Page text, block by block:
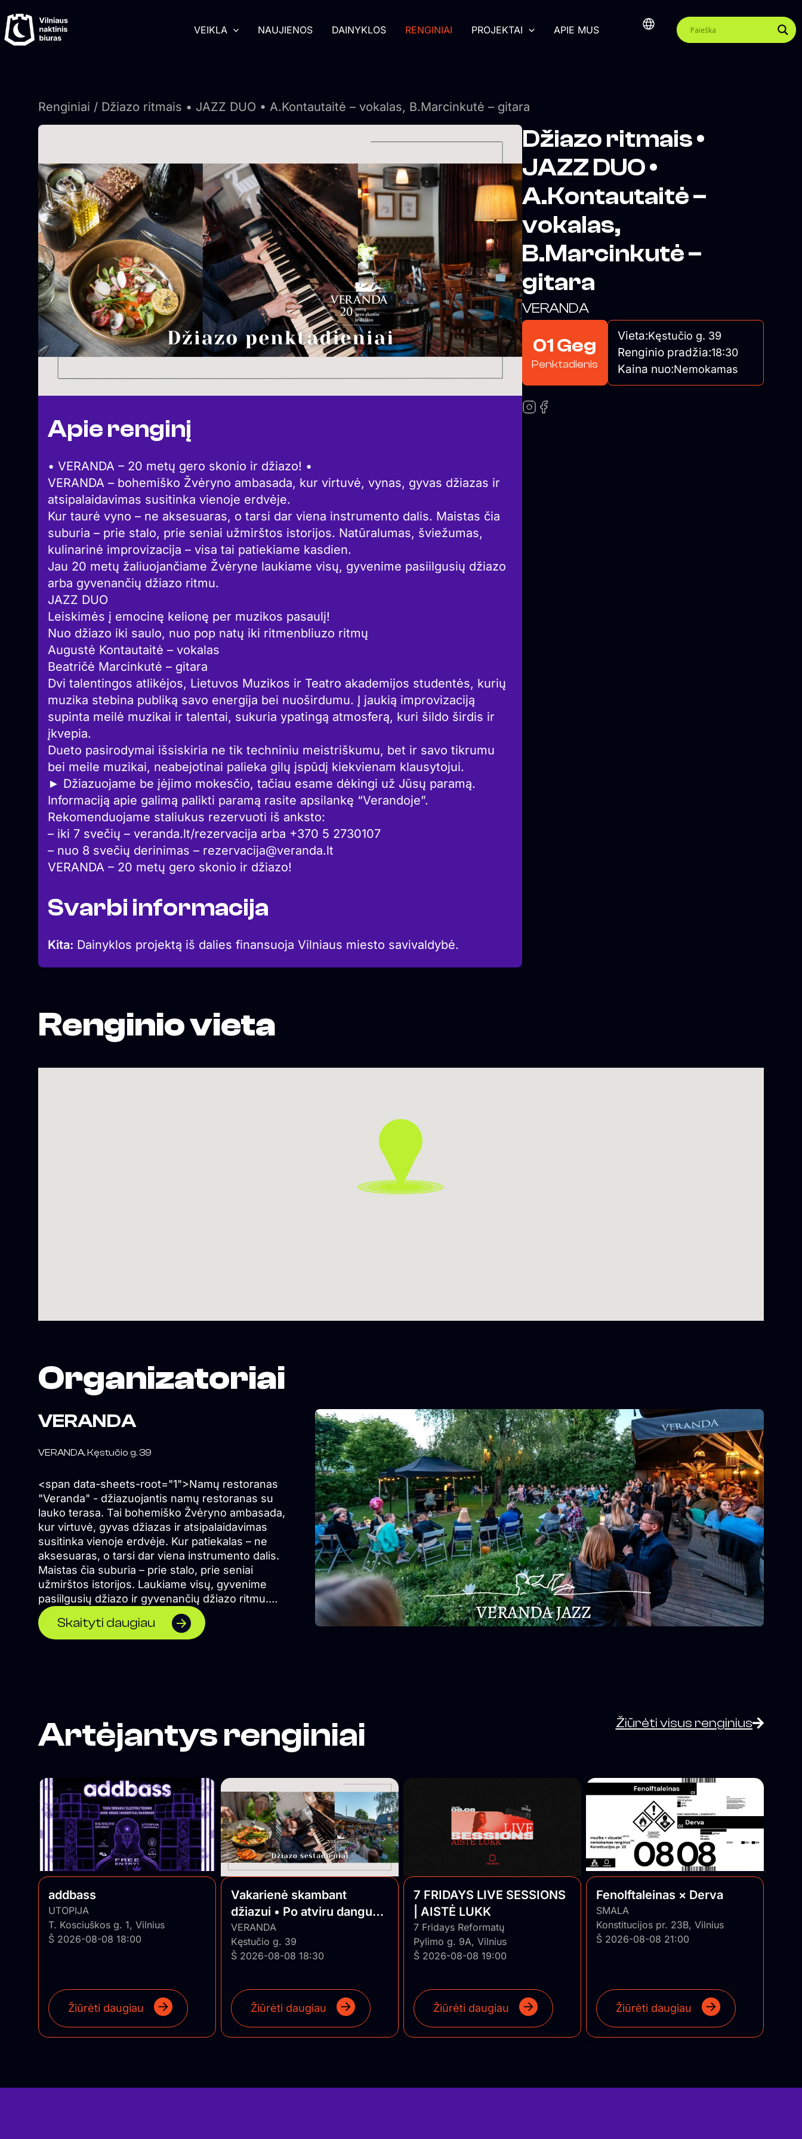
prie
turinio
VEIKLA NAUJIENOS DAINYKLOS RENGINIAI PROJEKTAI APIE MUS
Renginiai / Džiazo ritmais • JAZZ DUO • A.Kontautaitė – vokalas, B.Marcinkutė – gitara
Apie renginį
• VERANDA – 20 metų gero skonio ir džiazo! •
VERANDA – bohemiško Žvėryno ambasada, kur virtuvė, vynas, gyvas džiazas ir
atsipalaidavimas susitinka vienoje erdvėje.
Kur taurė vyno – ne aksesuaras, o tarsi dar viena instrumento dalis. Maistas čia
suburia – prie stalo, prie seniai užmirštos istorijos. Natūralumas, šviežumas,
kulinarinė improvizacija – visa tai patiekiame kasdien.
Jau 20 metų žaliuojančiame Žvėryne laukiame visų, gyvenime pasiilgusių džiazo
arba gyvenančių džiazo ritmu.
JAZZ DUO
Leiskimės į emocinę kelionę per muzikos pasaulį!
Nuo džiazo iki saulo, nuo pop natų iki ritmenbliuzo ritmų
Augustė Kontautaitė – vokalas
Beatričė Marcinkutė – gitara
Dvi talentingos atlikėjos, Lietuvos Muzikos ir Teatro akademijos studentės, kurių
muzika stebina publiką savo energija bei nuoširdumu. Į jaukią improvizaciją
supinta meilė muzikai ir talentai, sukuria ypatingą atmosferą, kuri šildo širdis ir
įkvepia.
Dueto pasirodymai išsiskiria ne tik techniniu meistriškumu, bet ir savo tikrumu
bei meile muzikai, neabejotinai palieka gilų įspūdį kiekvienam klausytojui.
► Džiazuojame be įėjimo mokesčio, tačiau esame dėkingi už Jūsų paramą.
Informaciją apie galimą palikti paramą rasite apsilankę “Verandoje”.
Rekomenduojame staliukus rezervuoti iš anksto:
– iki 7 svečių – veranda.lt/rezervacija arba +370 5 2730107
– nuo 8 svečių derinimas – rezervacija@veranda.lt
VERANDA – 20 metų gero skonio ir džiazo!
Svarbi informacija
Kita: Dainyklos projektą iš dalies finansuoja Vilniaus miesto savivaldybė.
Džiazo ritmais •
JAZZ DUO •
A.Kontautaitė –
vokalas,
B.Marcinkutė –
gitara
VERANDA
01 Geg
Penktadienis
Vieta:Kęstučio g. 39
Renginio pradžia:18:30
Kaina nuo:Nemokamas
Renginio vieta
Organizatoriai
VERANDA
VERANDA. Kęstučio g. 39
<span data-sheets-root="1">Namų restoranas
"Veranda" - džiazuojantis namų restoranas su
lauko terasa. Tai bohemiško Žvėryno ambasada,
kur virtuvė, gyvas džiazas ir atsipalaidavimas
susitinka vienoje erdvėje. Kur patiekalas – ne
aksesuaras, o tarsi dar viena instrumento dalis.
Maistas čia suburia – prie stalo, prie seniai
užmirštos istorijos. Laukiame visų, gyvenime
pasiilgusių džiazo ir gyvenančių džiazo ritmu.
</span>
Skaityti daugiau
Artėjantys renginiai Žiūrėti visus renginius
addbass
UTOPIJA
T. Kosciuškos g. 1, Vilnius
Š 2026-08-08 18:00
Žiūrėti daugiau
Vakarienė skambant
džiazui • Po atviru dangumi
• Piano Jazz
VERANDA
Kęstučio g. 39
Š 2026-08-08 18:30
Žiūrėti daugiau
7 FRIDAYS LIVE SESSIONS
| AISTĖ LUKK
7 Fridays Reformatų
Pylimo g. 9A, Vilnius
Š 2026-08-08 19:00
Žiūrėti daugiau
Fenolftaleinas × Derva
SMALA
Konstitucijos pr. 23B, Vilnius
Š 2026-08-08 21:00
Žiūrėti daugiau